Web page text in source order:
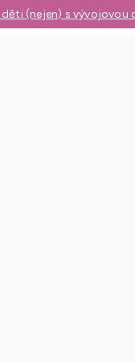
(nejen) s vývojovou